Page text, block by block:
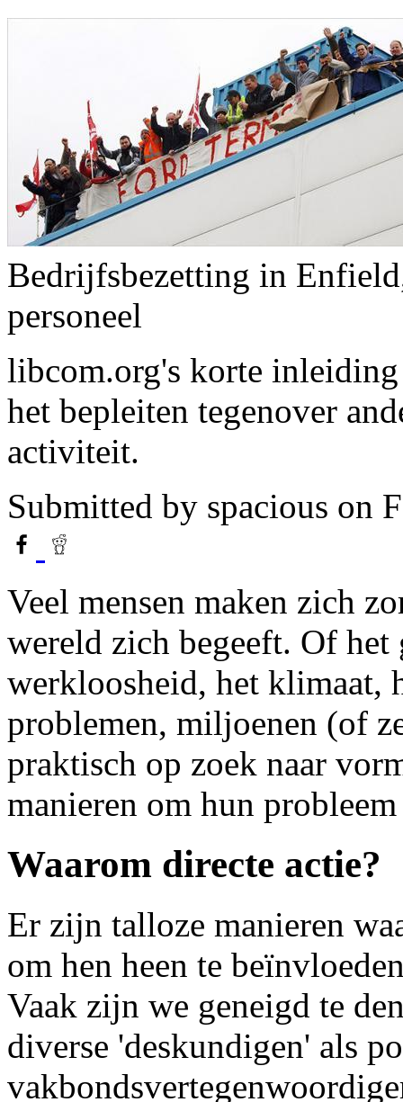
Bedrijfsbezetting in
personeel
libcom.org's korte
het bepleiten tegenover
activiteit.
Submitted by spacious on
Veel mensen maken zich
wereld zich begeeft. Of
werkloosheid, het klimaat,
problemen, miljoenen (of
praktisch op zoek naar
manieren om hun
Waarom directe actie?
Er zijn talloze manieren
om hen heen te
Vaak zijn we geneigd te
diverse 'deskundigen' als